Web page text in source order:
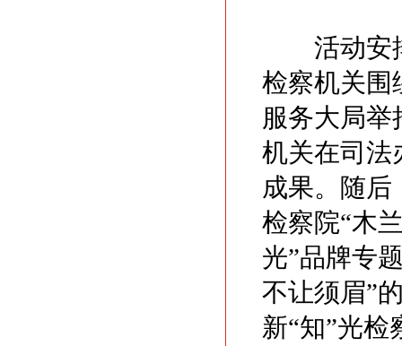
活动安排
检察机关围
服务大局
机关在司法
成果。随
检察院“木
光”品牌专
不让须眉”
新“知”光